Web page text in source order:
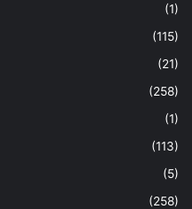
(1)
(115)
(21)
(258)
(1)
(113)
(5)
(258)